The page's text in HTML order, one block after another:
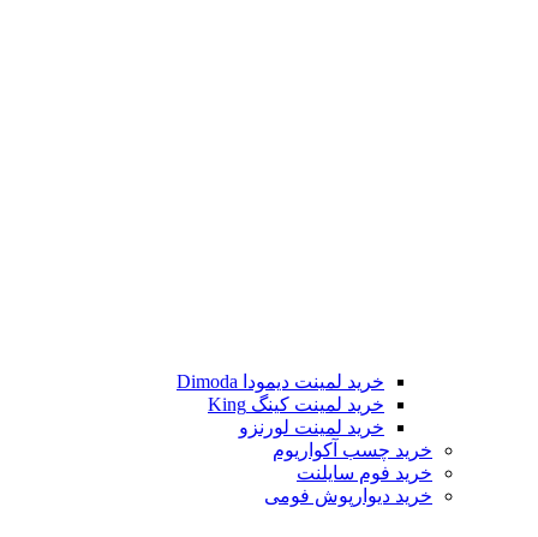
خرید لمینت دیمودا Dimoda
خرید لمینت کینگ King
خرید لمینت لورنزو
خرید چسب آکواریوم
خرید فوم سایلنت
خرید دیوارپوش فومی